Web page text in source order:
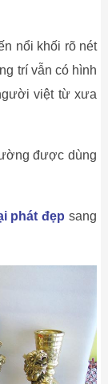
nổi khối rõ nét
trí vẫn có hình
việt từ xưa
được dùng
phát đẹp sang